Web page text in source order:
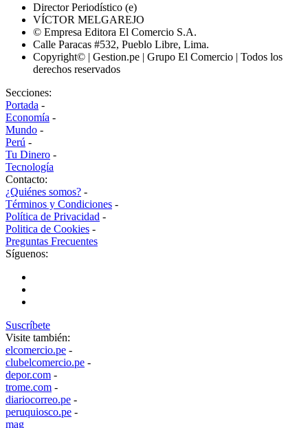
Director Periodístico (e)
VÍCTOR MELGAREJO
© Empresa Editora El Comercio S.A.
Calle Paracas #532, Pueblo Libre, Lima.
Copyright© | Gestion.pe | Grupo El Comercio | Todos los
derechos reservados
Secciones:
Portada -
Economía -
Mundo -
Perú -
Tu Dinero -
Tecnología
Contacto:
¿Quiénes somos? -
Términos y Condiciones -
Política de Privacidad -
Politica de Cookies -
Preguntas Frecuentes
Síguenos:
Suscríbete
Visite también:
elcomercio.pe -
clubelcomercio.pe -
depor.com -
trome.com -
diariocorreo.pe -
peruquiosco.pe -
mag